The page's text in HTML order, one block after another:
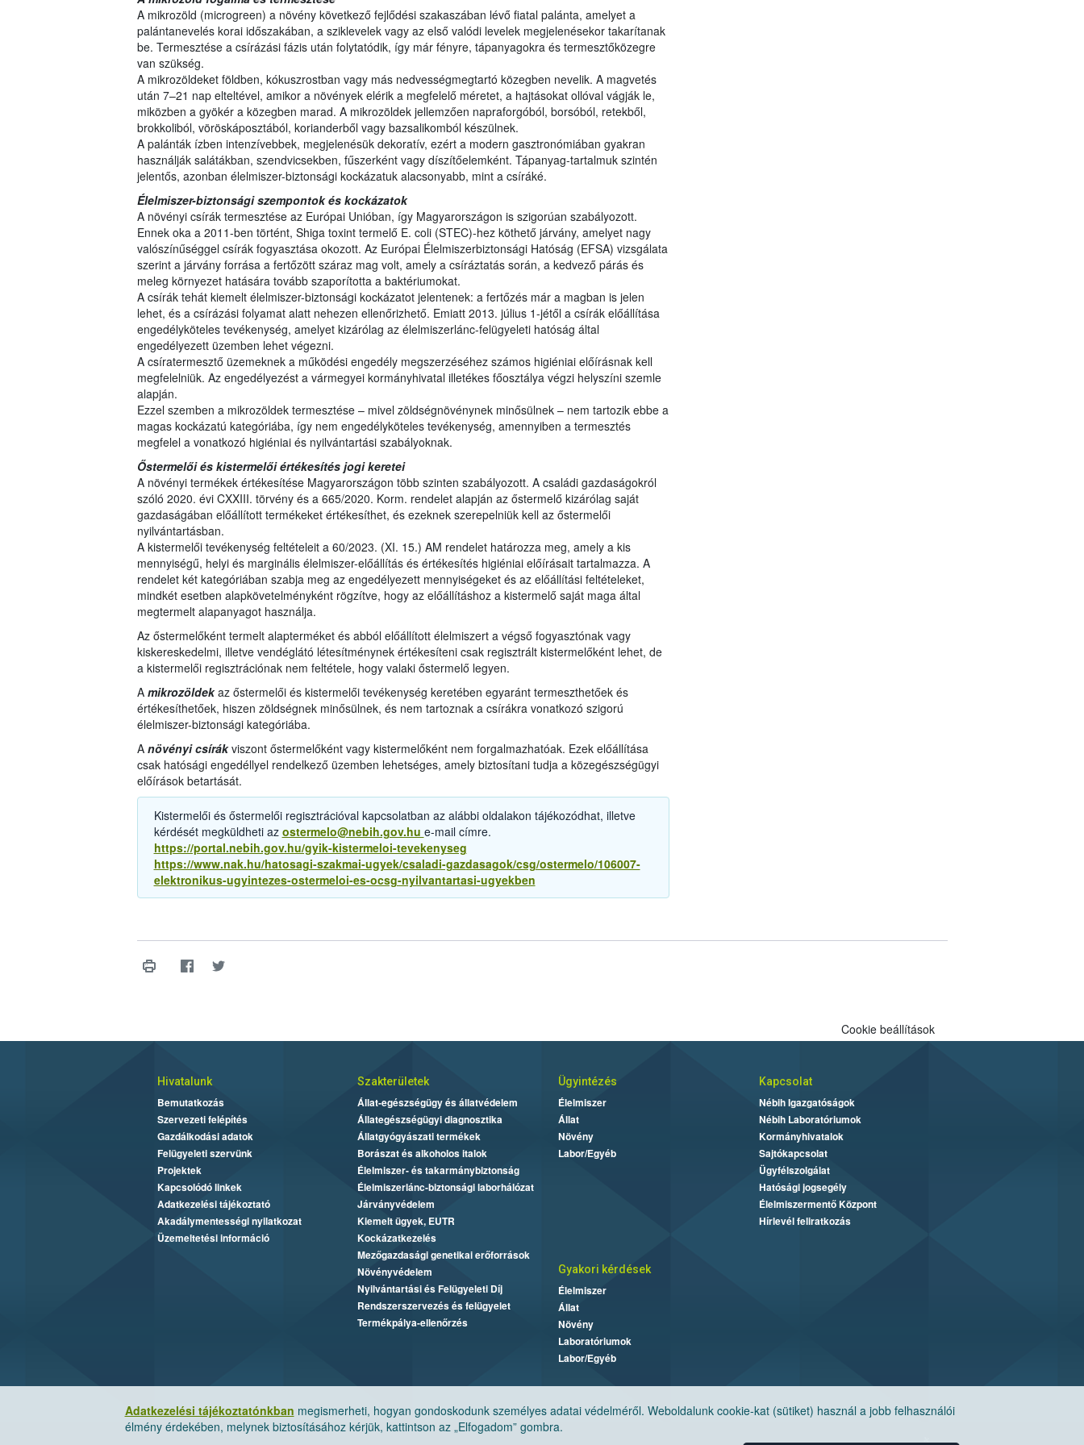
A mikrozöld (microgreen) a növény következő fejlődési szakaszában lévő fiatal palánta, amelyet a
palántanevelés korai időszakában, a sziklevelek vagy az első valódi levelek megjelenésekor takarítanak
be. Termesztése a csírázási fázis után folytatódik, így már fényre, tápanyagokra és termesztőközegre
van szükség.
A mikrozöldeket földben, kókuszrostban vagy más nedvességmegtartó közegben nevelik. A magvetés
után 7–21 nap elteltével, amikor a növények elérik a megfelelő méretet, a hajtásokat ollóval vágják le,
miközben a gyökér a közegben marad. A mikrozöldek jellemzően napraforgóból, borsóból, retekből,
brokkoliból, vöröskáposztából, korianderből vagy bazsalikomból készülnek.
A palánták ízben intenzívebbek, megjelenésük dekoratív, ezért a modern gasztronómiában gyakran
használják salátákban, szendvicsekben, fűszerként vagy díszítőelemként. Tápanyag-tartalmuk szintén
jelentős, azonban élelmiszer-biztonsági kockázatuk alacsonyabb, mint a csíráké.
Élelmiszer-biztonsági szempontok és kockázatok
A növényi csírák termesztése az Európai Unióban, így Magyarországon is szigorúan szabályozott.
Ennek oka a 2011-ben történt, Shiga toxint termelő E. coli (STEC)-hez köthető járvány, amelyet nagy
valószínűséggel csírák fogyasztása okozott. Az Európai Élelmiszerbiztonsági Hatóság (EFSA) vizsgálata
szerint a járvány forrása a fertőzött száraz mag volt, amely a csíráztatás során, a kedvező párás és
meleg környezet hatására tovább szaporította a baktériumokat.
A csírák tehát kiemelt élelmiszer-biztonsági kockázatot jelentenek: a fertőzés már a magban is jelen
lehet, és a csírázási folyamat alatt nehezen ellenőrizhető. Emiatt 2013. július 1-jétől a csírák előállítása
engedélyköteles tevékenység, amelyet kizárólag az élelmiszerlánc-felügyeleti hatóság által
engedélyezett üzemben lehet végezni.
A csíratermesztő üzemeknek a működési engedély megszerzéséhez számos higiéniai előírásnak kell
megfelelniük. Az engedélyezést a vármegyei kormányhivatal illetékes főosztálya végzi helyszíni szemle
alapján.
Ezzel szemben a mikrozöldek termesztése – mivel zöldségnövénynek minősülnek – nem tartozik ebbe a
magas kockázatú kategóriába, így nem engedélyköteles tevékenység, amennyiben a termesztés
megfelel a vonatkozó higiéniai és nyilvántartási szabályoknak.
Őstermelői és kistermelői értékesítés jogi keretei
A növényi termékek értékesítése Magyarországon több szinten szabályozott. A családi gazdaságokról
szóló 2020. évi CXXIII. törvény és a 665/2020. Korm. rendelet alapján az őstermelő kizárólag saját
gazdaságában előállított termékeket értékesíthet, és ezeknek szerepelniük kell az őstermelői
nyilvántartásban.
A kistermelői tevékenység feltételeit a 60/2023. (XI. 15.) AM rendelet határozza meg, amely a kis
mennyiségű, helyi és marginális élelmiszer-előállítás és értékesítés higiéniai előírásait tartalmazza. A
rendelet két kategóriában szabja meg az engedélyezett mennyiségeket és az előállítási feltételeket,
mindkét esetben alapkövetelményként rögzítve, hogy az előállításhoz a kistermelő saját maga által
megtermelt alapanyagot használja.
Az őstermelőként termelt alapterméket és abból előállított élelmiszert a végső fogyasztónak vagy
kiskereskedelmi, illetve vendéglátó létesítménynek értékesíteni csak regisztrált kistermelőként lehet, de
a kistermelői regisztrációnak nem feltétele, hogy valaki őstermelő legyen.
A mikrozöldekaz őstermelői és kistermelői tevékenység keretében egyaránt termeszthetőek és
értékesíthetőek, hiszen zöldségnek minősülnek, és nem tartoznak a csírákra vonatkozó szigorú
élelmiszer-biztonsági kategóriába.
A növényi csírákviszont őstermelőként vagy kistermelőként nem forgalmazhatóak. Ezek előállítása
csak hatósági engedéllyel rendelkező üzemben lehetséges, amely biztosítani tudja a közegészségügyi
előírások betartását.
Kistermelői és őstermelői regisztrációval kapcsolatban az alábbi oldalakon tájékozódhat, illetve
kérdését megküldheti az ostermelo@nebih.gov.hu e-mail címre.
https://portal.nebih.gov.hu/gyik-kistermeloi-tevekenyseg
https://www.nak.hu/hatosagi-szakmai-ugyek/csaladi-gazdasagok/csg/ostermelo/106007-
elektronikus-ugyintezes-ostermeloi-es-ocsg-nyilvantartasi-ugyekben
Adatkezelési tájékoztatónkban megismerheti, hogyan gondoskodunk személyes adatai védelméről. Weboldalunk cookie-kat (sütiket) használ a jobb felhasználói
élmény érdekében, melynek biztosításához kérjük, kattintson az „Elfogadom” gombra.
Cookie beállítások
Hivatalunk
Bemutatkozás
Szervezeti felépítés
Gazdálkodási adatok
Felügyeleti szervünk
Projektek
Kapcsolódó linkek
Adatkezelési tájékoztató
Akadálymentességi nyilatkozat
Üzemeltetési információ
Szakterületek
Állat-egészségügy és állatvédelem
Állategészségügyi diagnosztika
Állatgyógyászati termékek
Borászat és alkoholos italok
Élelmiszer- és takarmánybiztonság
Élelmiszerlánc-biztonsági laborhálózat
Járványvédelem
Kiemelt ügyek, EUTR
Kockázatkezelés
Mezőgazdasági genetikai erőforrások
Növényvédelem
Nyilvántartási és Felügyeleti Díj
Rendszerszervezés és felügyelet
Termékpálya-ellenőrzés
Ügyintézés
Élelmiszer
Állat
Növény
Labor/Egyéb
Kapcsolat
Nébih Igazgatóságok
Nébih Laboratóriumok
Kormányhivatalok
Sajtókapcsolat
Ügyfélszolgálat
Hatósági jogsegély
Élelmiszermentő Központ
Hírlevél feliratkozás
Gyakori kérdések
Élelmiszer
Állat
Növény
Laboratóriumok
Labor/Egyéb